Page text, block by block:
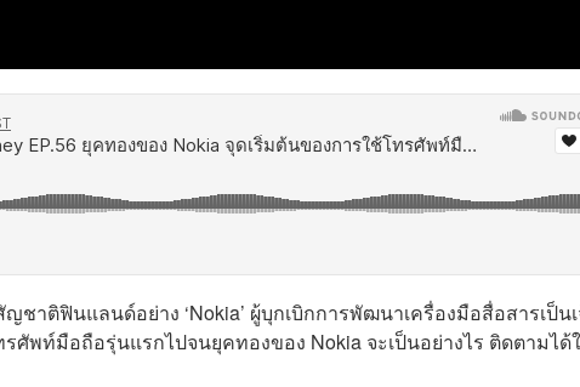
าติฟินแลนด์อย่าง ‘Nokia’ ผู้บุกเบิกการพัฒนาเครื่องมือสื่อสารเป็น
พท์มือถือรุ่นแรกไปจนยุคทองของ Nokia จะเป็นอย่างไร ติดตามได้